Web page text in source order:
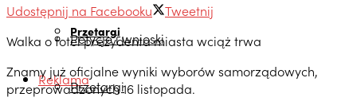
Przetargi
Reklama
Petycje i wnioski
Przetargi
Udostępnij na Facebooku
Tweetnij
Walka o fotel prezydenta miasta wciąż trwa
Znamy już oficjalne wyniki wyborów samorządowych,
przeprowadzonych 16 listopada.